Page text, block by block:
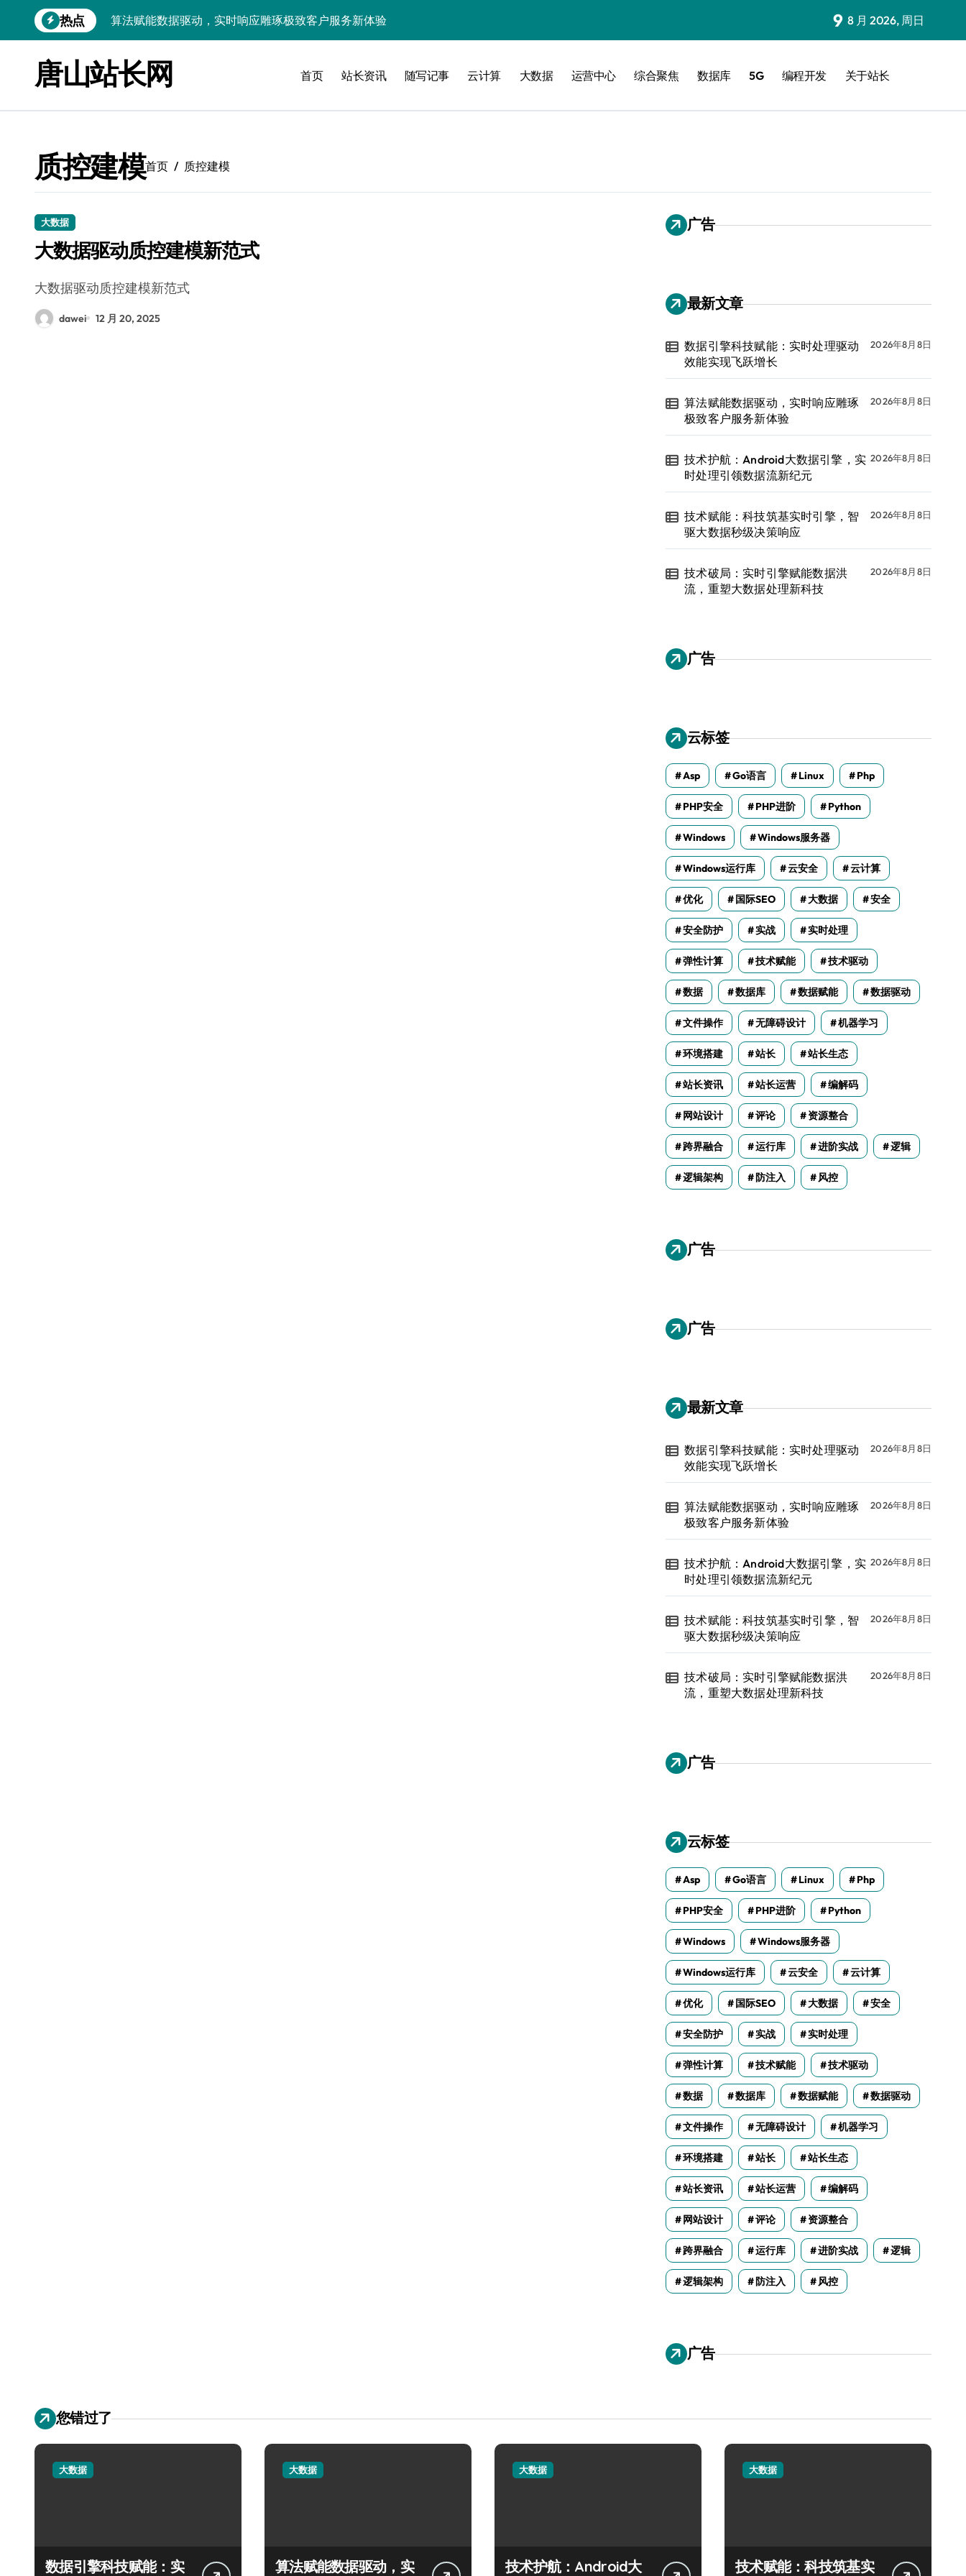
到
热点
算法赋能数据驱动，实时响应雕琢极致客户服务新体验
技术赋能：科技筑基实时引擎，智驱大数据秒级决策响应
技术破局：实时引擎赋能数据洪流，重塑大数据处理新科技
技术赋能：实时数据处理引擎驱动企业大数据科技新飞跃
大数据赋能运维：实时处理提效，精准调控信息流
Go语言赋能大数据：实时引擎构建与科技驱动的性能优化术
数据引擎科技赋能：实时处理驱动效能实现飞跃增长
9 8 月 2026, 周日
唐山站长网 首页 站长资讯 随写记事 云计算 大数据 运营中心 综合聚焦 数据库 5G 编程开发 关于站长
质控建模首页 质控建模
大数据
大数据驱动质控建模新范式
大数据驱动质控建模新范式
dawei 12 月 20, 2025
广告
最新文章
数据引擎科技赋能：实时处理驱动
效能实现飞跃增长
2026年8月8日
算法赋能数据驱动，实时响应雕琢
极致客户服务新体验
2026年8月8日
技术护航：Android大数据引擎，实
时处理引领数据流新纪元
2026年8月8日
技术赋能：科技筑基实时引擎，智
驱大数据秒级决策响应
2026年8月8日
技术破局：实时引擎赋能数据洪
流，重塑大数据处理新科技
2026年8月8日
广告
云标签
Asp Go语言 Linux Php
PHP安全 PHP进阶 Python
Windows Windows服务器
Windows运行库 云安全 云计算
优化 国际SEO 大数据 安全
安全防护 实战 实时处理
弹性计算 技术赋能 技术驱动
数据 数据库 数据赋能 数据驱动
文件操作 无障碍设计 机器学习
环境搭建 站长 站长生态
站长资讯 站长运营 编解码
网站设计 评论 资源整合
跨界融合 运行库 进阶实战 逻辑
逻辑架构 防注入 风控
广告
广告
最新文章
数据引擎科技赋能：实时处理驱动
效能实现飞跃增长
2026年8月8日
算法赋能数据驱动，实时响应雕琢
极致客户服务新体验
2026年8月8日
技术护航：Android大数据引擎，实
时处理引领数据流新纪元
2026年8月8日
技术赋能：科技筑基实时引擎，智
驱大数据秒级决策响应
2026年8月8日
技术破局：实时引擎赋能数据洪
流，重塑大数据处理新科技
2026年8月8日
广告
云标签
Asp Go语言 Linux Php
PHP安全 PHP进阶 Python
Windows Windows服务器
Windows运行库 云安全 云计算
优化 国际SEO 大数据 安全
安全防护 实战 实时处理
弹性计算 技术赋能 技术驱动
数据 数据库 数据赋能 数据驱动
文件操作 无障碍设计 机器学习
环境搭建 站长 站长生态
站长资讯 站长运营 编解码
网站设计 评论 资源整合
跨界融合 运行库 进阶实战 逻辑
逻辑架构 防注入 风控
广告
您错过了
大数据
数据引擎科技赋能：实
大数据
算法赋能数据驱动，实
大数据
技术护航：Android大
大数据
技术赋能：科技筑基实